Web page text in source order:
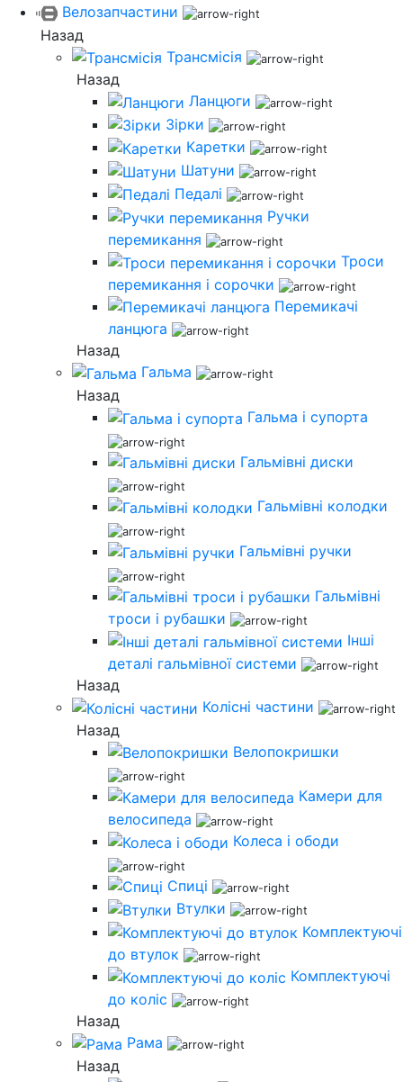
Велозапчастини
Назад
Трансмісія
Назад
Ланцюги
Зірки
Каретки
Шатуни
Педалі
Ручки
перемикання
Троси
перемикання і сорочки
Перемикачі
ланцюга
Назад
Гальма
Назад
Гальма і супорта
Гальмівні диски
Гальмівні колодки
Гальмівні ручки
Гальмівні
троси і рубашки
Інші
деталі гальмівної системи
Назад
Колісні частини
Назад
Велопокришки
Камери для
велосипеда
Колеса і ободи
Спиці
Втулки
Комплектуючі
до втулок
Комплектуючі
до коліс
Назад
Рама
Назад